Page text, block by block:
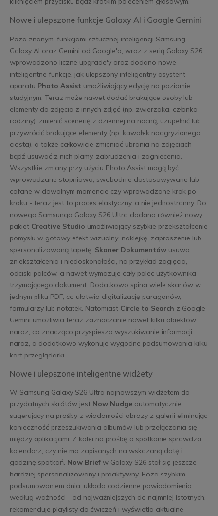
Nowe i ulepszone funkcje Galaxy AI i Google Gemini
Poza znanymi funkcjami sztucznej inteligencji Samsung
Galaxy AI oraz Gemini od Google'a, wraz z serią Galaxy S26
wprowadzono liczne upgrade'y oraz dodano nowe
inteligentne funkcje, jak ulepszony inteligentny asystent
aparatu Photo Assist umożliwiający edycję na poziomie
studyjnym. Teraz może nawet dodać brakujące osoby lub
elementy do zdjęcia z innych zdjęć (np. zwierzaka, członka
rodziny), zmienić scenerię z dziennej na nocną, uzupełnić lub
przywrócić brakujące elementy (np. kawałek nadgryzionego
ciasta), a także całkowicie zmieniać ubrania na zdjęciach
bądź usuwać z nich plamy, zabrudzenia i zagniecenia.
Wszystkie zmiany przy użyciu Photo Assist mogą być
wprowadzane stopniowo, swobodnie dostosowywane lub
cofane w dowolnym momencie czy wprowadzane krok po
kroku - teraz jest to proces elastyczny, a nie jednostronny. Do
nowego Samsunga Galaxy S26 Ultra dodano również nowy
pakiet Creative Studio umożliwiający szybkie przekształcenie
pomysłu w gotowy efekt wizualny: naklejkę, zaproszenie lub
spersonalizowaną tapetę. Skaner Dokumentówusuwa
zniekształcenia i niedoskonałości, na przykład zagięcia,
odciski palców, a nawet wymazuje cały palec użytkownika
trzymającego dokument. Dodatkowo spina wiele skanów w
jednym pliku PDF, co ułatwia digitalizację paragonów,
formularzy lub notatek. Natomiast Circle to Search z Google
Gemini umożliwia teraz zaznaczanie nawet kilku obiektów
naraz, co znacząco przyspiesza wyszukiwanie informacji
naraz, a dodatkowo wykonuje wygodne podsumowania kilku
kart przeglądarki.
Nowe i ulepszone inteligentne widżety
W Samsung Galaxy S26 Ultra najnowszym widżetem do
przydatnych skrótów jest Now Nudgeautomatycznie
sugerujący na prośby z wiadomości obrazy z galerii eliminując
konieczność przeszukiwania albumów lub przełączania się
między aplikacjami. Z kolei na prośbę o spotkanie sprawdza
kalendarz, czy nie ma zapisanych na wskazaną datę i
godzinę spotkań. Now Briefw Galaxy S26 stał się jeszcze
bardziej spersonalizowany i proaktywny. Poza szybkim
podsumowaniem dnia, układa codzienne powiadomienia
według ważności - od najważniejszych do najmniej istotnych,
rekomenduje playlisty do ćwiczeń i wyświetla aktualne